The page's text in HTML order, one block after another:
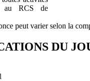
au RCS de
peut varier selon la
DU